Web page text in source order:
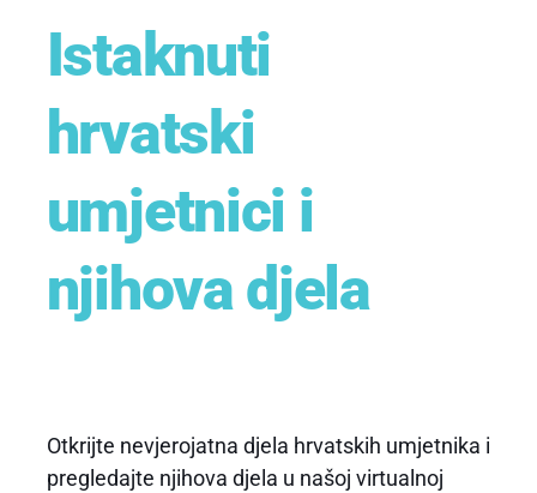
Istaknuti
hrvatski
umjetnici i
njihova djela
Otkrijte nevjerojatna djela hrvatskih umjetnika i
pregledajte njihova djela u našoj virtualnoj